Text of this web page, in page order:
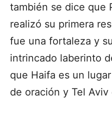
también se dice que
realizó su primera
fue una fortaleza y
intrincado laberinto
que Haifa es un
de oración y Tel